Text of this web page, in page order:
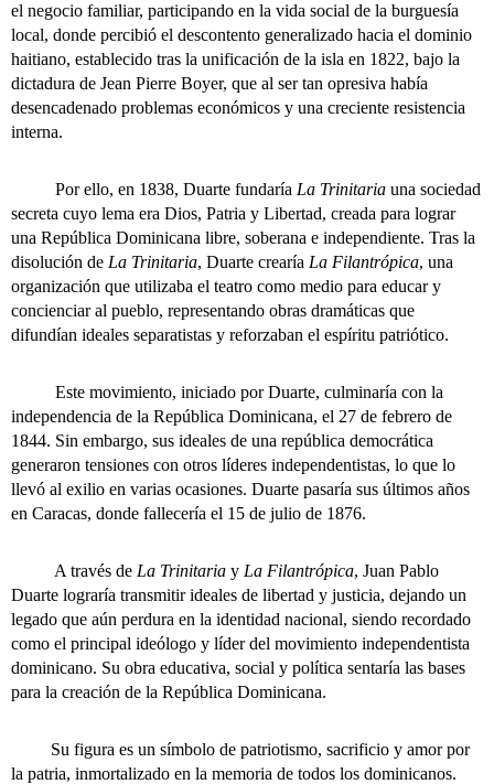
el negocio familiar, participando en la vida social de la burguesía
local, donde percibió el descontento generalizado hacia el dominio
haitiano, establecido tras la unificación de la isla en 1822, bajo la
dictadura de Jean Pierre Boyer, que al ser tan opresiva había
desencadenado problemas económicos y una creciente resistencia
interna.
Por ello, en 1838, Duarte fundaría La Trinitaria una sociedad
secreta cuyo lema era Dios, Patria y Libertad, creada para lograr
una República Dominicana libre, soberana e independiente. Tras la
disolución de La Trinitaria, Duarte crearía La Filantrópica, una
organización que utilizaba el teatro como medio para educar y
concienciar al pueblo, representando obras dramáticas que
difundían ideales separatistas y reforzaban el espíritu patriótico.
Este movimiento, iniciado por Duarte, culminaría con la
independencia de la República Dominicana, el 27 de febrero de
1844. Sin embargo, sus ideales de una república democrática
generaron tensiones con otros líderes independentistas, lo que lo
llevó al exilio en varias ocasiones. Duarte pasaría sus últimos años
en Caracas, donde fallecería el 15 de julio de 1876.
A través de La Trinitaria y La Filantrópica, Juan Pablo
Duarte lograría transmitir ideales de libertad y justicia, dejando un
legado que aún perdura en la identidad nacional, siendo recordado
como el principal ideólogo y líder del movimiento independentista
dominicano. Su obra educativa, social y política sentaría las bases
para la creación de la República Dominicana.
Su figura es un símbolo de patriotismo, sacrificio y amor por
la patria, inmortalizado en la memoria de todos los dominicanos.